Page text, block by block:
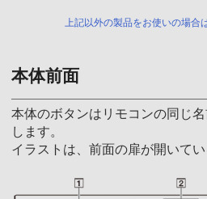
上記以外の製品をお使いの場合
本体前面
本体のボタンはリモコンの同じ
します。
イラストは、前面の扉が開いて